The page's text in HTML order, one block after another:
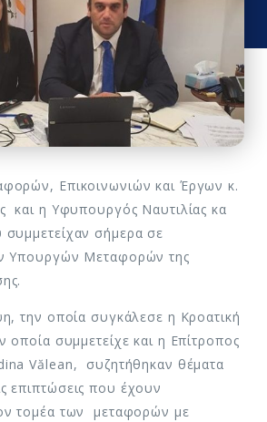
Επικοινωνιών και Έργων κ.
και η Υφυπουργός Ναυτιλίας κα
σήμερα σε
Υπουργών Μεταφορών της
την οποία συγκάλεσε η Κροατική
οποία συμμετείχε και η Επίτροπος
Vălean, συζητήθηκαν θέματα
επιπτώσεις που έχουν
τομέα των μεταφορών με